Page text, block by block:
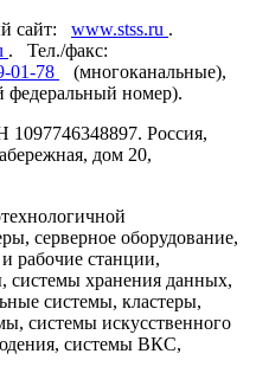
сайт: www.stss.ru .
. Тел./факс:
01-78
(многоканальные),
федеральный номер).
Россия,
дом 20,
серверное оборудование,
рабочие станции,
системы хранения данных,
системы, кластеры,
системы искусственного
системы ВКС,